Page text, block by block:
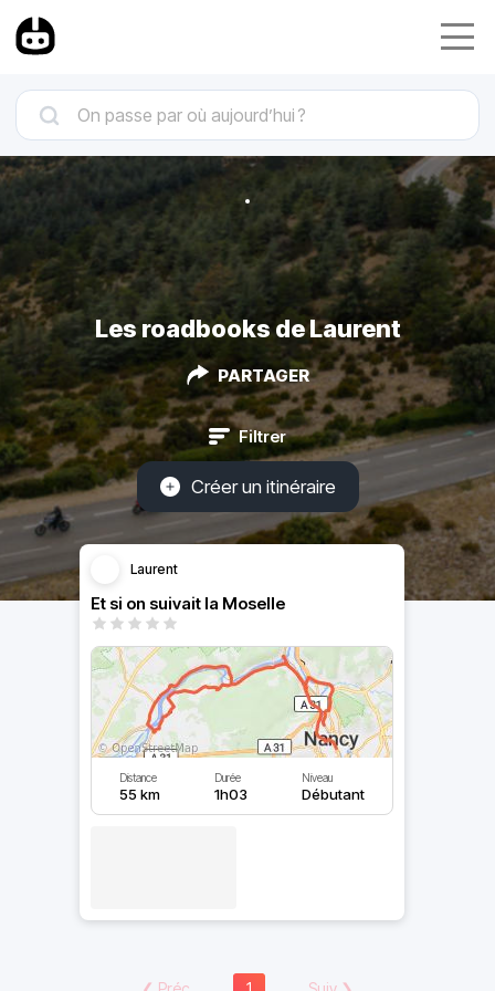
Les roadbooks de Laurent
PARTAGER
Filtrer
Créer un itinéraire
Laurent
Et si on suivait la Moselle
Distance
55 km
Durée
1h03
Niveau
Débutant